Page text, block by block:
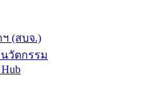
(สบจ.)
วัตกรรม